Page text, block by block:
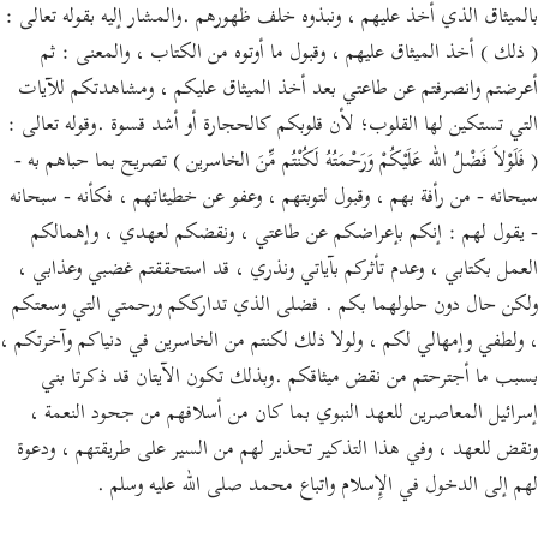
بالميثاق الذي أخذ عليهم ، ونبذوه خلف ظهورهم .والمشار إليه بقوله تعالى :
( ذلك ) أخذ الميثاق عليهم ، وقبول ما أوتوه من الكتاب ، والمعنى : ثم
أعرضتم وانصرفتم عن طاعتي بعد أخذ الميثاق عليكم ، ومشاهدتكم للآيات
التي تستكين لها القلوب؛ لأن قلوبكم كالحجارة أو أشد قسوة .وقوله تعالى :
( فَلَوْلاَ فَضْلُ الله عَلَيْكُمْ وَرَحْمَتُهُ لَكُنْتُم مِّنَ الخاسرين ) تصريح بما حباهم به -
سبحانه - من رأفة بهم ، وقبول لتوبتهم ، وعفو عن خطيئاتهم ، فكأنه - سبحانه
- يقول لهم : إنكم بإعراضكم عن طاعتي ، ونقضكم لعهدي ، وإهمالكم
العمل بكتابي ، وعدم تأثركم بآياتي ونذري ، قد استحققتم غضبي وعذابي ،
ولكن حال دون حلولهما بكم . فضلى الذي تدارككم ورحمتي التي وسعتكم
، ولطفي وإمهالي لكم ، ولولا ذلك لكنتم من الخاسرين في دنياكم وآخرتكم ،
بسبب ما أجترحتم من نقض ميثاقكم .وبذلك تكون الآيتان قد ذكرتا بني
إسرائيل المعاصرين للعهد النبوي بما كان من أسلافهم من جحود النعمة ،
ونقض للعهد ، وفي هذا التذكير تحذير لهم من السير على طريقتهم ، ودعوة
لهم إلى الدخول في الإِسلام واتباع محمد صلى الله عليه وسلم .